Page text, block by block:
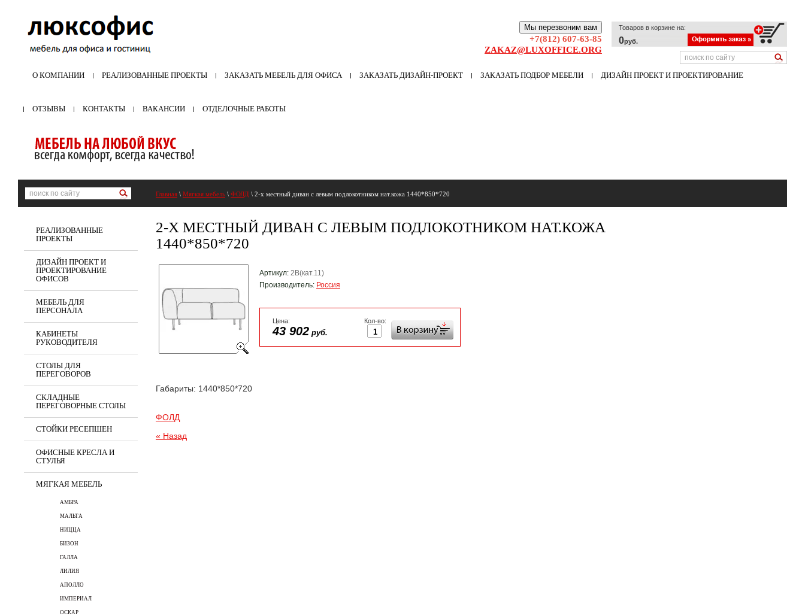
Мы перезвоним вам
+7(812) 607-63-85
ZAKAZ@LUXOFFICE.ORG
О КОМПАНИИ РЕАЛИЗОВАННЫЕ ПРОЕКТЫ ЗАКАЗАТЬ МЕБЕЛЬ ДЛЯ ОФИСА ЗАКАЗАТЬ ДИЗАЙН-ПРОЕКТ ЗАКАЗАТЬ ПОДБОР МЕБЕЛИ ДИЗАЙН ПРОЕКТ И ПРОЕКТИРОВАНИЕ
ОТЗЫВЫ КОНТАКТЫ ВАКАНСИИ ОТДЕЛОЧНЫЕ РАБОТЫ
Товаров в корзине на:
0руб.
Главная \ Мягкая мебель \ ФОЛД \ 2-х местный диван с левым подлокотником нат.кожа 1440*850*720
2-Х МЕСТНЫЙ ДИВАН С ЛЕВЫМ ПОДЛОКОТНИКОМ НАТ.КОЖА
1440*850*720
Артикул: 2В(кат.11)
Производитель: Россия
Кол-во:
Цена:
43 902 руб.
Габариты: 1440*850*720
ФОЛД
« Назад
РЕАЛИЗОВАННЫЕ
ПРОЕКТЫ
ДИЗАЙН ПРОЕКТ И
ПРОЕКТИРОВАНИЕ
ОФИСОВ
МЕБЕЛЬ ДЛЯ
ПЕРСОНАЛА
КАБИНЕТЫ
РУКОВОДИТЕЛЯ
СТОЛЫ ДЛЯ
ПЕРЕГОВОРОВ
СКЛАДНЫЕ
ПЕРЕГОВОРНЫЕ СТОЛЫ
СТОЙКИ РЕСЕПШЕН
ОФИСНЫЕ КРЕСЛА И
СТУЛЬЯ
МЯГКАЯ МЕБЕЛЬ
АМБРА
МАЛЬТА
НИЦЦА
БИЗОН
ГАЛЛА
ЛИЛИЯ
АПОЛЛО
ИМПЕРИАЛ
ОСКАР